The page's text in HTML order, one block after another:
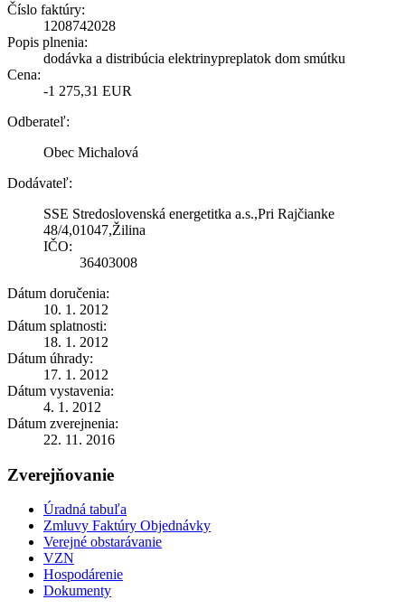
Číslo faktúry:
1208742028
Popis plnenia:
dodávka a distribúcia elektrinypreplatok dom smútku
Cena:
-1 275,31 EUR
Odberateľ:
Obec Michalová
Dodávateľ:
SSE Stredoslovenská energetitka a.s.,Pri Rajčianke
48/4,01047,Žilina
IČO:
36403008
Dátum doručenia:
10. 1. 2012
Dátum splatnosti:
18. 1. 2012
Dátum úhrady:
17. 1. 2012
Dátum vystavenia:
4. 1. 2012
Dátum zverejnenia:
22. 11. 2016
Zverejňovanie
Úradná tabuľa
Zmluvy Faktúry Objednávky
Verejné obstarávanie
VZN
Hospodárenie
Dokumenty